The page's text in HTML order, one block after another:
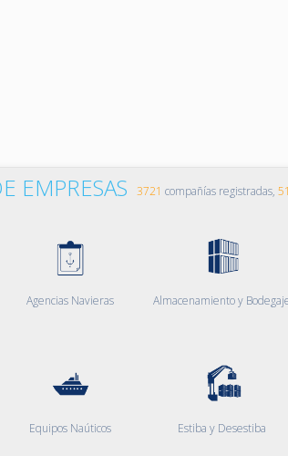
EMPRESAS 3721 compañías registradas, 51
Agencias Navieras Almacenamiento y
Equipos Naúticos Estiba y Desestiba